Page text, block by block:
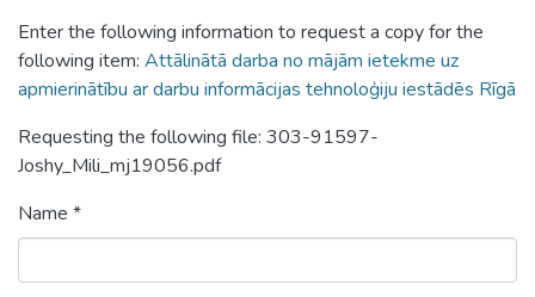
Enter the following information to request a copy for the
following item: Attālinātā darba no mājām ietekme uz
apmierinātību ar darbu informācijas tehnoloģiju iestādēs Rīgā
Requesting the following file: 303-91597-
Joshy_Mili_mj19056.pdf
Name *